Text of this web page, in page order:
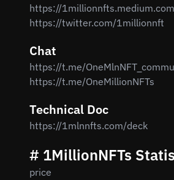
https://
https://twitter.com/1millionnft
Chat
https://t.me/
https://t.me/OneMillionNFTs
Technical Doc
https://1mlnnfts.com/deck
# 1MillionNFTs
price